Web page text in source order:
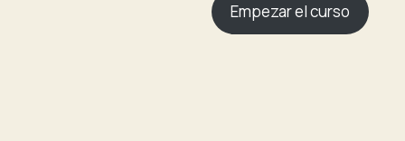
Empezar el curso